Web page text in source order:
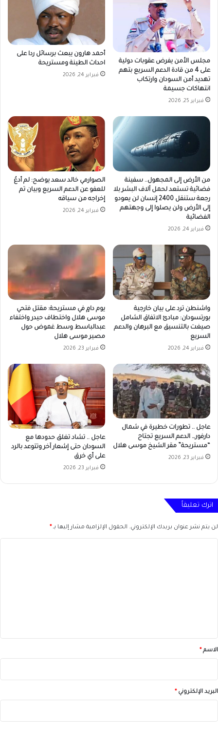
مجلس الأمن يفرض عقوبات دولية
على 4 من قادة الدعم السريع بتهم
تهديد أمن السودان وارتكاب
انتهاكات جسيمة
فبراير 25, 2026
أحمد هارون يبعث برسائل ردا على
احداث الطينة ومستريحة
فبراير 24, 2026
من الأرض إلى المجهول.. سفينة
فضائية تستعد لحمل آلاف البشر بلا
رجعة ستنقل 2400 إنسان لن يعودو
إلى الأرض ولن يصلوا إلى وجهتهم
الفضائية
فبراير 24, 2026
الصوارمي خالد سعد يوضح: لم أدعُ
للعفو عن الدعم السريع وبيان تم
إخراجه من سياقه
فبراير 24, 2026
واشنطن ترد على بيان خارجية
بورتسودان: مبادئ الاتفاق الشامل
صيغت بالتنسيق مع البرهان والدعم
السريع
فبراير 24, 2026
يوم دامٍ في مستريحة: مقتل فتحي
موسى هلال واختطاف حيدر واختفاء
عبدالباسط وسط غموض حول
مصير موسى هلال
فبراير 23, 2026
عاجل .. تطورات خطيرة في شمال
دارفور… الدعم السريع تجتاح
“مستريحة” مقر الشيخ موسى هلال
فبراير 23, 2026
عاجل .. تشاد تغلق حدودها مع
السودان حتى إشعار آخر وتتوعد بالرد
على أي خرق
فبراير 23, 2026
اترك تعليقاً
لن يتم نشر عنوان بريدك الإلكتروني. الحقول الإلزامية مشار إليها بـ*
*الاسم*
البريد الإلكتروني*